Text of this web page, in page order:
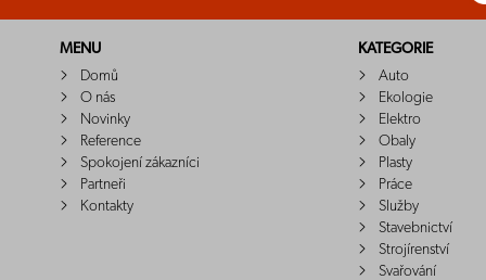
MENU
Domů
O nás
Novinky
Reference
Spokojení zákazníci
Partneři
Kontakty
KATEGORIE
Auto
Ekologie
Elektro
Obaly
Plasty
Práce
Služby
Stavebnictví
Strojírenství
Svařování